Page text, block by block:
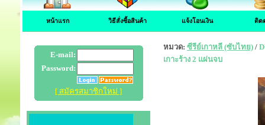
หน้าแรก วิธีสั่งซื้อสินค้า แจ้งโอนเงิน ติด
E-mail:
Password:
[ สมัครสมาชิกใหม่ ]
หมวด: ซีรีย์เกาหลี (ซับไทย) /
เกาะร้าง 2 แผ่นจบ